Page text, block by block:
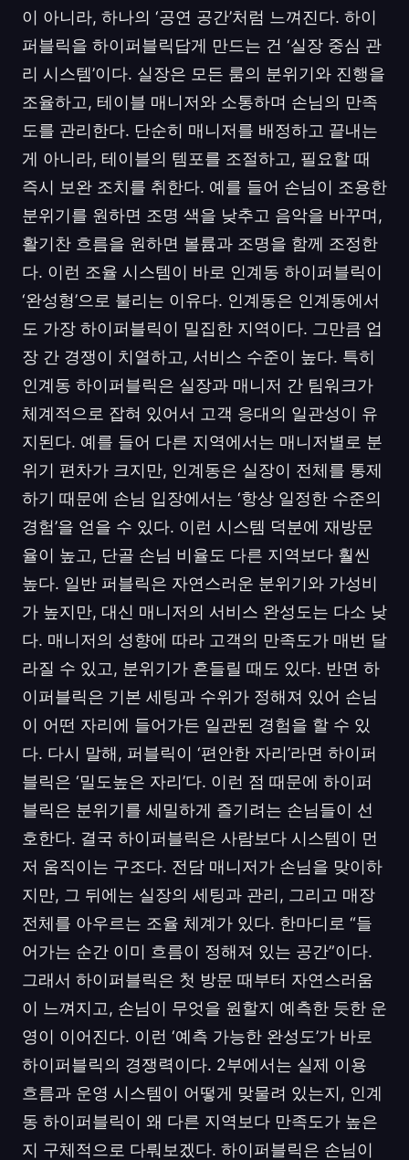
이 아니라, 하나의 ‘공연 공간’처럼 느껴진다. 하이
퍼블릭을 하이퍼블릭답게 만드는 건 ‘실장 중심 관
리 시스템’이다. 실장은 모든 룸의 분위기와 진행을
조율하고, 테이블 매니저와 소통하며 손님의 만족
도를 관리한다. 단순히 매니저를 배정하고 끝내는
게 아니라, 테이블의 템포를 조절하고, 필요할 때
즉시 보완 조치를 취한다. 예를 들어 손님이 조용한
분위기를 원하면 조명 색을 낮추고 음악을 바꾸며,
활기찬 흐름을 원하면 볼륨과 조명을 함께 조정한
다. 이런 조율 시스템이 바로 인계동 하이퍼블릭이
‘완성형’으로 불리는 이유다. 인계동은 인계동에서
도 가장 하이퍼블릭이 밀집한 지역이다. 그만큼 업
장 간 경쟁이 치열하고, 서비스 수준이 높다. 특히
인계동 하이퍼블릭은 실장과 매니저 간 팀워크가
체계적으로 잡혀 있어서 고객 응대의 일관성이 유
지된다. 예를 들어 다른 지역에서는 매니저별로 분
위기 편차가 크지만, 인계동은 실장이 전체를 통제
하기 때문에 손님 입장에서는 ‘항상 일정한 수준의
경험’을 얻을 수 있다. 이런 시스템 덕분에 재방문
율이 높고, 단골 손님 비율도 다른 지역보다 훨씬
높다. 일반 퍼블릭은 자연스러운 분위기와 가성비
가 높지만, 대신 매니저의 서비스 완성도는 다소 낮
다. 매니저의 성향에 따라 고객의 만족도가 매번 달
라질 수 있고, 분위기가 흔들릴 때도 있다. 반면 하
이퍼블릭은 기본 세팅과 수위가 정해져 있어 손님
이 어떤 자리에 들어가든 일관된 경험을 할 수 있
다. 다시 말해, 퍼블릭이 ‘편안한 자리’라면 하이퍼
블릭은 ‘밀도높은 자리’다. 이런 점 때문에 하이퍼
블릭은 분위기를 세밀하게 즐기려는 손님들이 선
호한다. 결국 하이퍼블릭은 사람보다 시스템이 먼
저 움직이는 구조다. 전담 매니저가 손님을 맞이하
지만, 그 뒤에는 실장의 세팅과 관리, 그리고 매장
전체를 아우르는 조율 체계가 있다. 한마디로 “들
어가는 순간 이미 흐름이 정해져 있는 공간”이다.
그래서 하이퍼블릭은 첫 방문 때부터 자연스러움
이 느껴지고, 손님이 무엇을 원할지 예측한 듯한 운
영이 이어진다. 이런 ‘예측 가능한 완성도’가 바로
하이퍼블릭의 경쟁력이다. 2부에서는 실제 이용
흐름과 운영 시스템이 어떻게 맞물려 있는지, 인계
동 하이퍼블릭이 왜 다른 지역보다 만족도가 높은
지 구체적으로 다뤄보겠다. 하이퍼블릭은 손님이